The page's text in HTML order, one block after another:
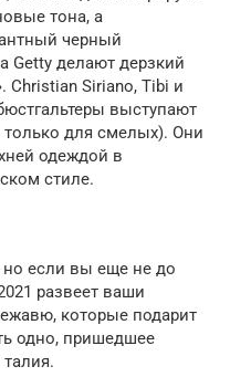
тона, а
черный
Getty делают дерзкий
Christian Siriano, Tibi и
выступают
только для смелых). Они
одеждой в
стиле.
но если вы еще не до
развеет ваши
которые подарит
одно, пришедшее